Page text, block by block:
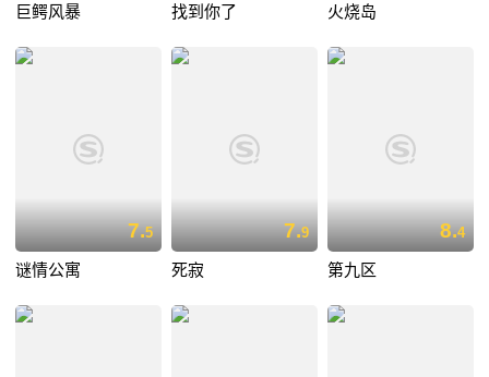
巨鳄风暴 找到你了 火烧岛
7.5
谜情公寓
7.9
死寂
8.4
第九区